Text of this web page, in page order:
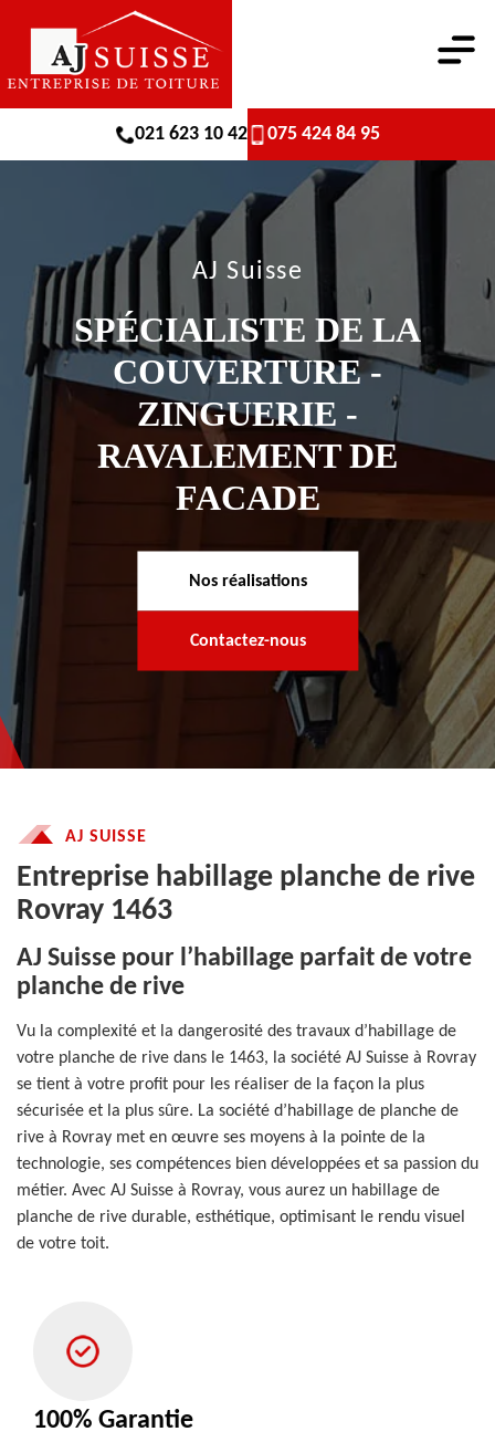
021 623 10 42 075 424 84 95
AJ Suisse
SPÉCIALISTE DE LA
COUVERTURE -
ZINGUERIE -
RAVALEMENT DE
FACADE
Nos réalisations
Contactez-nous
AJ SUISSE
Entreprise habillage planche de rive
Rovray 1463
AJ Suisse pour l’habillage parfait de votre
planche de rive
Vu la complexité et la dangerosité des travaux d’habillage de
votre planche de rive dans le 1463, la société AJ Suisse à Rovray
se tient à votre profit pour les réaliser de la façon la plus
sécurisée et la plus sûre. La société d’habillage de planche de
rive à Rovray met en œuvre ses moyens à la pointe de la
technologie, ses compétences bien développées et sa passion du
métier. Avec AJ Suisse à Rovray, vous aurez un habillage de
planche de rive durable, esthétique, optimisant le rendu visuel
de votre toit.
100% Garantie